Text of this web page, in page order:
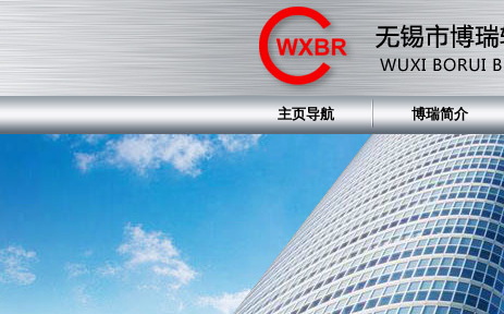
主页导航 博瑞简介